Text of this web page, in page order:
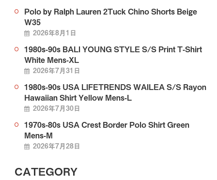
Polo by Ralph Lauren 2Tuck Chino Shorts Beige
W35
2026年8月1日
1980s-90s BALI YOUNG STYLE S/S Print T-Shirt
White Mens-XL
2026年7月31日
1980s-90s USA LIFETRENDS WAILEA S/S Rayon
Hawaiian Shirt Yellow Mens-L
2026年7月30日
1970s-80s USA Crest Border Polo Shirt Green
Mens-M
2026年7月28日
CATEGORY